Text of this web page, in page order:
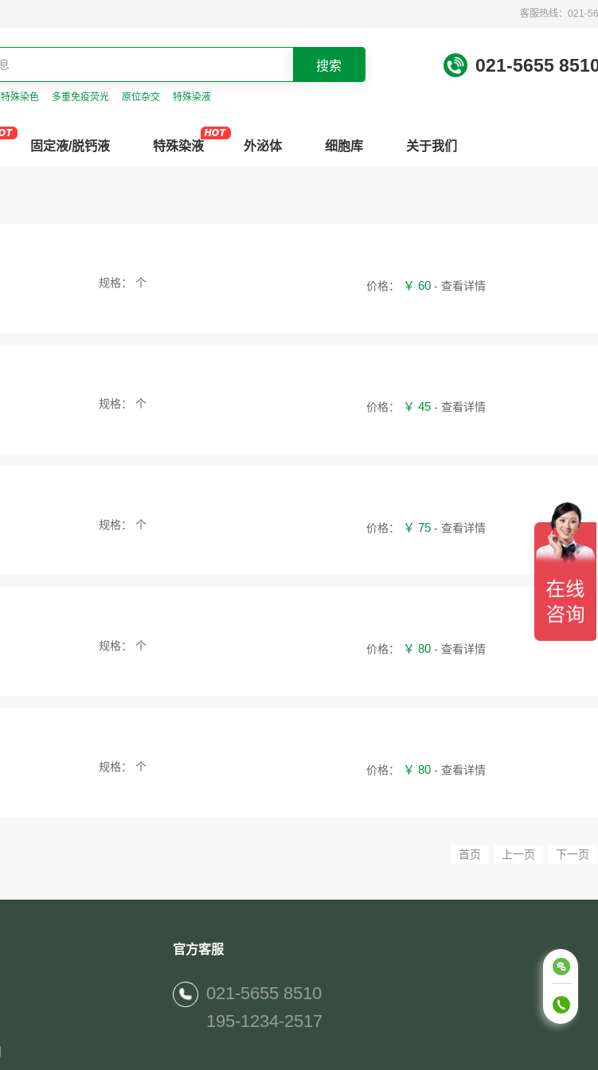
客服热线：021-
021-5655
特殊染色 多重免疫荧光 原位杂交 特殊染液
固定液/脱钙液 特殊染液 外泌体 细胞库 关于我们
规格： 个 价格： ￥ 60 - 查看详情
规格： 个 价格： ￥ 45 - 查看详情
规格： 个 价格： ￥ 75 - 查看详情
规格： 个 价格： ￥ 80 - 查看详情
规格： 个 价格： ￥ 80 - 查看详情
首页 上一页 下一页
官方客服
021-5655 8510
195-1234-2517